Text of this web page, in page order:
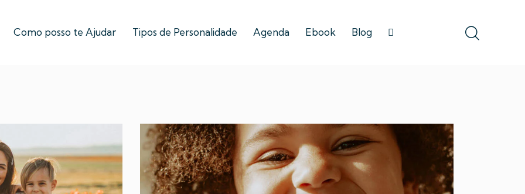
Como posso te Ajudar Tipos de Personalidade Agenda Ebook Blog